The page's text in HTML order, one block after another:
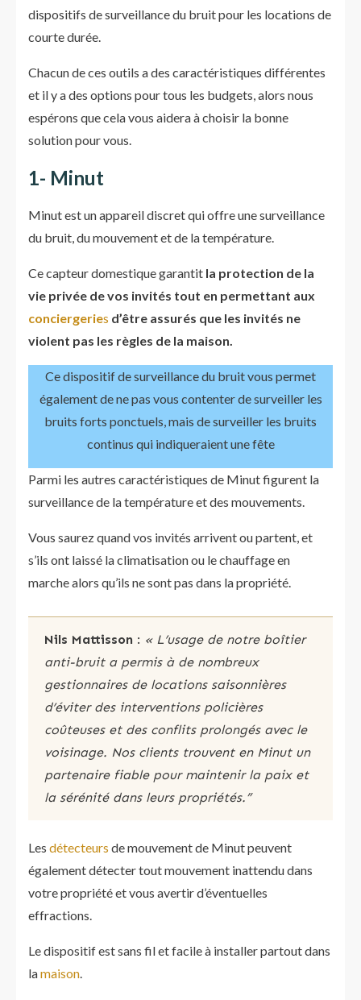
dispositifs de surveillance du bruit pour les locations de
courte durée.
Chacun de ces outils a des caractéristiques différentes
et il y a des options pour tous les budgets, alors nous
espérons que cela vous aidera à choisir la bonne
solution pour vous.
1- Minut
Minut est un appareil discret qui offre une surveillance
du bruit, du mouvement et de la température.
Ce capteur domestique garantit la protection de la
vie privée de vos invités tout en permettant aux
conciergeries d’être assurés que les invités ne
violent pas les règles de la maison.
Ce dispositif de surveillance du bruit vous permet
également de ne pas vous contenter de surveiller les
bruits forts ponctuels, mais de surveiller les bruits
continus qui indiqueraient une fête
Parmi les autres caractéristiques de Minut figurent la
surveillance de la température et des mouvements.
Vous saurez quand vos invités arrivent ou partent, et
s’ils ont laissé la climatisation ou le chauffage en
marche alors qu’ils ne sont pas dans la propriété.
Nils Mattisson : « L’usage de notre boîtier
anti-bruit a permis à de nombreux
gestionnaires de locations saisonnières
d’éviter des interventions policières
coûteuses et des conflits prolongés avec le
voisinage. Nos clients trouvent en Minut un
partenaire fiable pour maintenir la paix et
la sérénité dans leurs propriétés.”
Les détecteurs de mouvement de Minut peuvent
également détecter tout mouvement inattendu dans
votre propriété et vous avertir d’éventuelles
effractions.
Le dispositif est sans fil et facile à installer partout dans
lamaison.